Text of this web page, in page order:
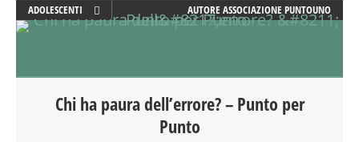
ADOLESCENTI
ATTIVITÀ
EDUCATORE
AUTORE ASSOCIAZIONE PUNTOUNO
Chi ha paura dell’errore? – Punto per
Punto